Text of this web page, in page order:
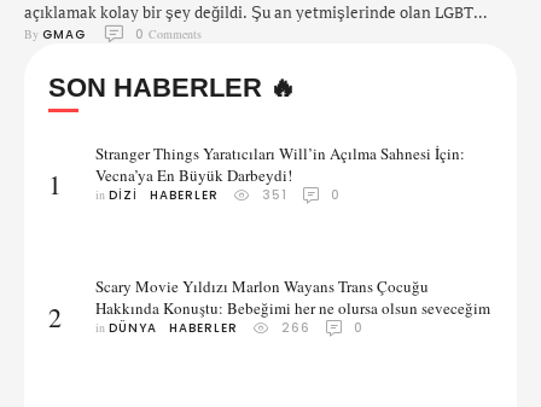
açıklamak kolay bir şey değildi. Şu an yetmişlerinde olan LGBT
bireyler, elli küsür senedir kim olduklarını kabul ederek yaşıyorlar. Bu
kimliğinizi kabul etmemek ve açıklamamak dünyanın başka
yerlerinde yaşayan ve bu haktan mahrum bırakılan diğer …
By GMAG 0 Comments
SON HABERLER 🔥
1
Stranger Things Yaratıcıları Will’in Açılma Sahnesi İçin:
Vecna’ya En Büyük Darbeydi!
in DIZI HABERLER 351 0
2
Scary Movie Yıldızı Marlon Wayans Trans Çocuğu
Hakkında Konuştu: Bebeğimi her ne olursa olsun seveceğim
in DÜNYA HABERLER 266 0